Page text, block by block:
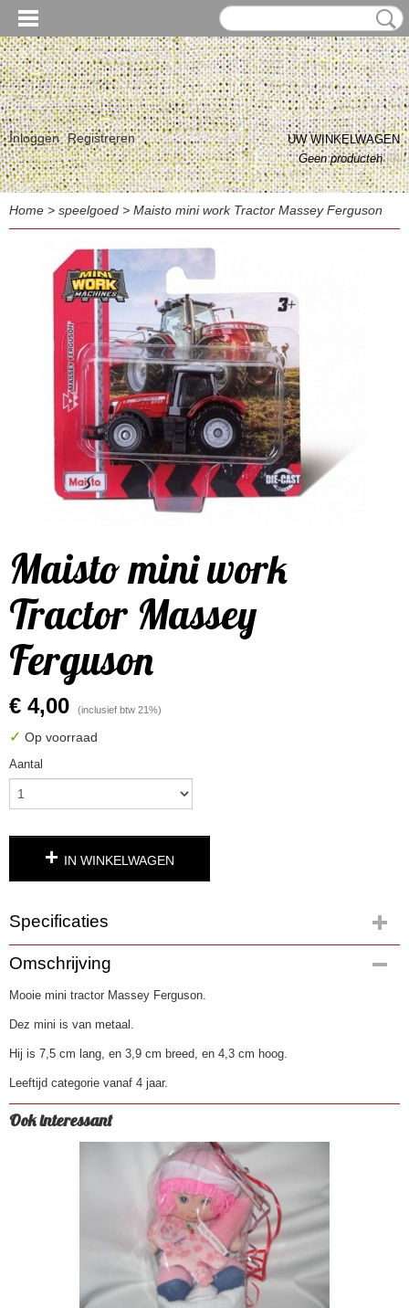
Inloggen Registreren
UW WINKELWAGEN
Geen producten(0)
Home > speelgoed > Maisto mini work Tractor Massey Ferguson
Maisto mini work
Tractor Massey
Ferguson
€ 4,00 (inclusief btw 21%)
✓ Op voorraad
Aantal
IN WINKELWAGEN
Specificaties
Productcode
3862
EAN code
Omschrijving
Mooie mini tractor Massey Ferguson.
Dez mini is van metaal.
Hij is 7,5 cm lang, en 3,9 cm breed, en 4,3 cm hoog.
Leeftijd categorie vanaf 4 jaar.
Ook interessant